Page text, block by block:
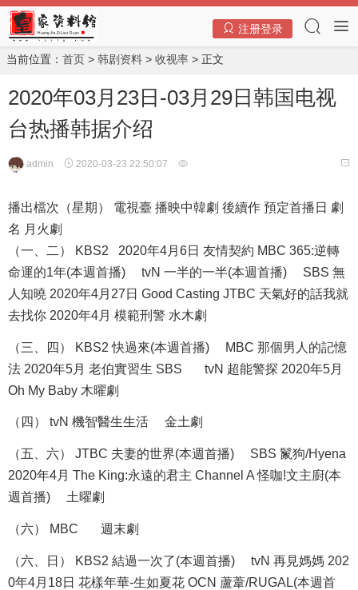
注册登录
当前位置： 首页 > 韩剧资料 > 收视率 > 正文
2020年03月23日-03月29日韩国电视
台热播韩据介绍
admin 2020-03-23 22:50:07
播出檔次（星期） 電視臺 播映中韓劇 後續作 預定首播日 劇
名 月火劇
（一、二） KBS2 2020年4月6日 友情契約 MBC 365:逆轉
命運的1年(本週首播) tvN 一半的一半(本週首播) SBS 無
人知曉 2020年4月27日 Good Casting JTBC 天氣好的話我就
去找你 2020年4月 模範刑警 水木劇
（三、四） KBS2 快過來(本週首播) MBC 那個男人的記憶
法 2020年5月 老伯實習生 SBS tvN 超能警探 2020年5月
Oh My Baby 木曜劇
（四） tvN 機智醫生生活 金土劇
（五、六） JTBC 夫妻的世界(本週首播) SBS 鬣狗/Hyena
2020年4月 The King:永遠的君主 Channel A 怪咖!文主廚(本
週首播) 土曜劇
（六） MBC 週末劇
（六、日） KBS2 結過一次了(本週首播) tvN 再見媽媽 202
0年4月18日 花樣年華-生如夏花 OCN 蘆葦/RUGAL(本週首